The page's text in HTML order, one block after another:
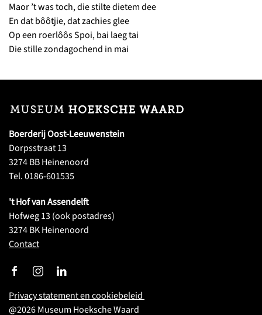
Maor ’t was toch, die stilte dietem dee
En dat bôôtjie, dat zachies glee
Op een roerlôôs Spoi, bai laeg tai
Die stille zondagochend in mai
Boerderij Oost-Leeuwenstein
Dorpsstraat 13
3274 BB Heinenoord
Tel. 0186-601535
't Hof van Assendelft
Hofweg 13 (ook postadres)
3274 BK Heinenoord
Contact
Privacy statement en cookiebeleid
@2026Museum Hoeksche Waard